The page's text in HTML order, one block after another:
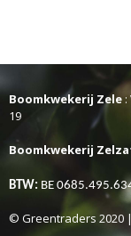
Boomkwekerij Zele:
19
Boomkwekerij
BTW: BE
© Greentraders 2020 |